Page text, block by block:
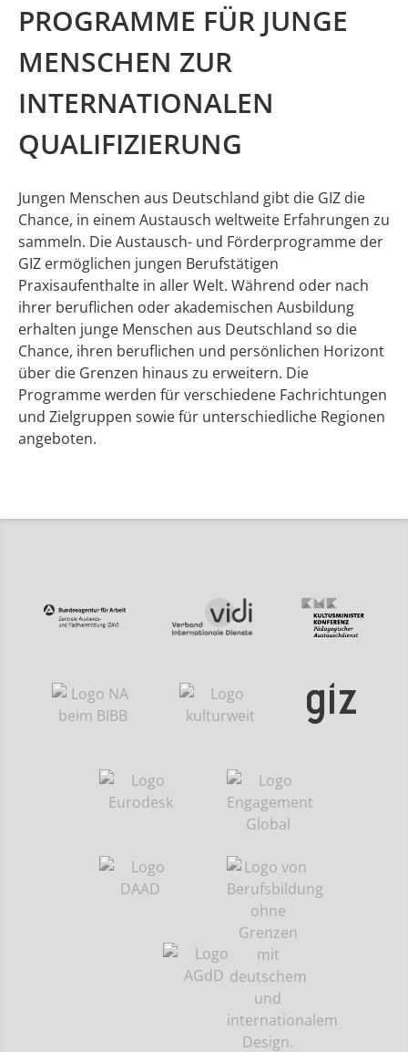
PROGRAMME FÜR JUNGE
MENSCHEN ZUR
INTERNATIONALEN
QUALIFIZIERUNG
Jungen Menschen aus Deutschland gibt die GIZ die
Chance, in einem Austausch weltweite Erfahrungen zu
sammeln. Die Austausch- und Förderprogramme der
GIZ ermöglichen jungen Berufstätigen
Praxisaufenthalte in aller Welt. Während oder nach
ihrer beruflichen oder akademischen Ausbildung
erhalten junge Menschen aus Deutschland so die
Chance, ihren beruflichen und persönlichen Horizont
über die Grenzen hinaus zu erweitern. Die
Programme werden für verschiedene Fachrichtungen
und Zielgruppen sowie für unterschiedliche Regionen
angeboten.